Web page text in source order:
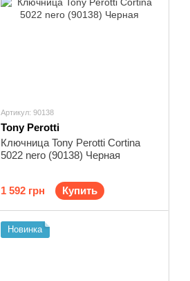
Артикул: 90138
Tony Perotti
Ключница Tony Perotti Cortina
5022 nero (90138) Черная
1 592 грн Купить
Новинка